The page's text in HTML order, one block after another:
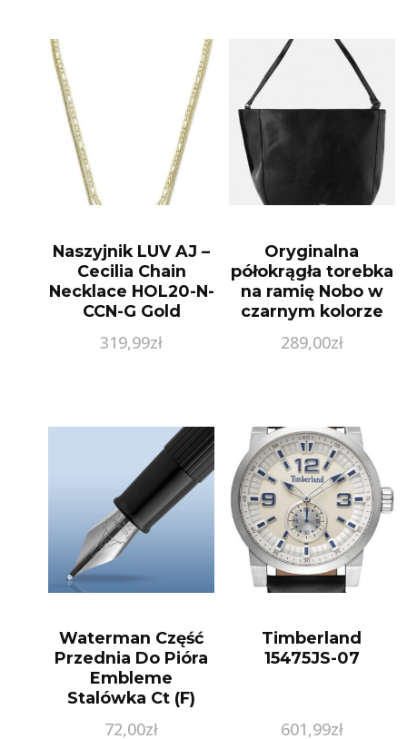
Naszyjnik LUV AJ –
Cecilia Chain
Necklace HOL20-N-
CCN-G Gold
319,99zł
Oryginalna
półokrągła torebka
na ramię Nobo w
czarnym kolorze
289,00zł
Waterman Część
Przednia Do Pióra
Embleme
Stalówka Ct (F)
72,00zł
Timberland
15475JS-07
601,99zł